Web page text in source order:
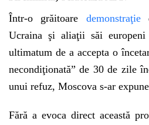
Într-o grăitoare demonstraţie
Ucraina şi aliaţii săi europeni
ultimatum de a accepta o
necondiţionată” de 30 de zile
unui refuz, Moscova s-ar
Fără a evoca direct această